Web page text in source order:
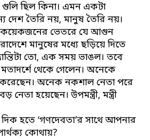
ছিল কিনা। এমন একটা
দেশ তৈরি নয়, মানুষ তৈরি নয়।
কয়েকজনের ভেতরে যে আগুন
মানুষের মধ্যে ছড়িয়ে দিতে
তো, এক সময় ভাঙল। তবে
থেকে গেলেন। অনেকে
অনেক নকশাল নেতা পরে
নেতা হয়েছেন। উপমন্ত্রী, মন্ত্রী
হতে ‘গণদেবতা’র সাথে আপনার
কোথায়?